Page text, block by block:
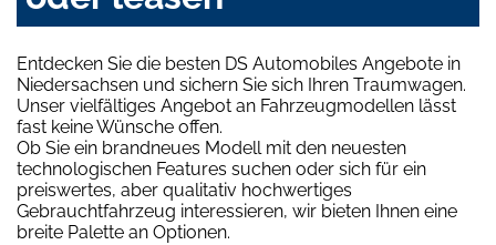
Entdecken Sie die besten DS Automobiles Angebote in
Niedersachsen und sichern Sie sich Ihren Traumwagen.
Unser vielfältiges Angebot an Fahrzeugmodellen lässt
fast keine Wünsche offen.
Ob Sie ein brandneues Modell mit den neuesten
technologischen Features suchen oder sich für ein
preiswertes, aber qualitativ hochwertiges
Gebrauchtfahrzeug interessieren, wir bieten Ihnen eine
breite Palette an Optionen.